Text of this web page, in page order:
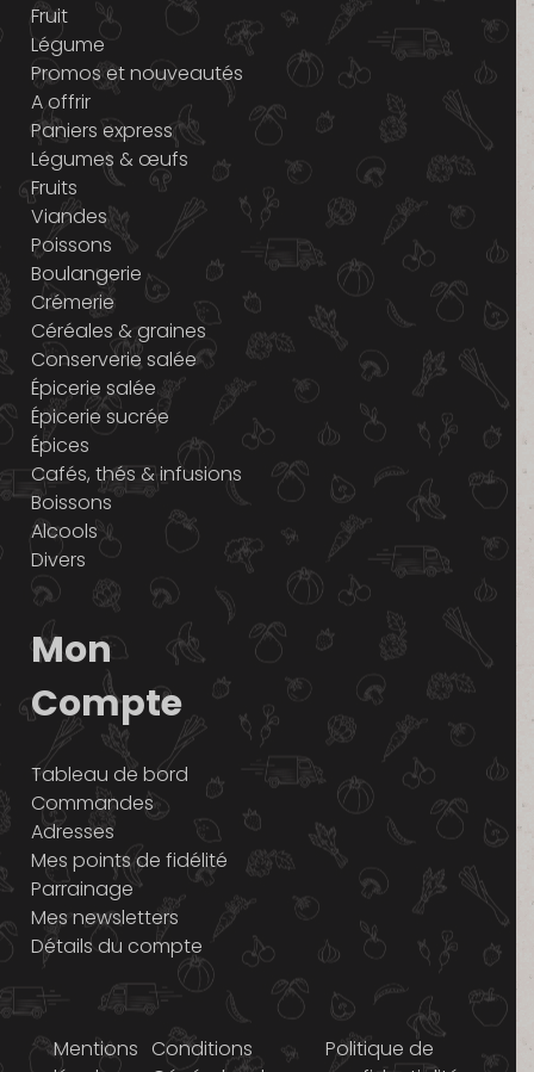
Fruit
Légume
Promos et nouveautés
A offrir
Paniers express
Légumes & œufs
Fruits
Viandes
Poissons
Boulangerie
Crémerie
Céréales & graines
Conserverie salée
Épicerie salée
Épicerie sucrée
Épices
Cafés, thés & infusions
Boissons
Alcools
Divers
Mon
Compte
Tableau de bord
Commandes
Adresses
Mes points de fidélité
Parrainage
Mes newsletters
Détails du compte
Mentions Conditions
Politique de